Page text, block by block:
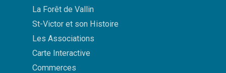
La Forêt de Vallin
St-Victor et son Histoire
Les Associations
Carte Interactive
Commerces